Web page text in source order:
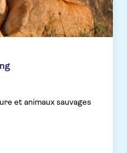
et animaux sauvages